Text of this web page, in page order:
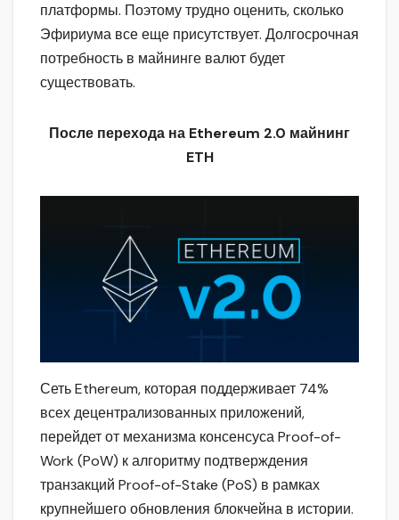
платформы. Поэтому трудно оценить, сколько
Эфириума все еще присутствует. Долгосрочная
потребность в майнинге валют будет
существовать.
После перехода на Ethereum 2.0 майнинг
ETH
Сеть Ethereum, которая поддерживает 74%
всех децентрализованных приложений,
перейдет от механизма консенсуса Proof-of-
Work (PoW) к алгоритму подтверждения
транзакций Proof-of-Stake (PoS) в рамках
крупнейшего обновления блокчейна в истории.